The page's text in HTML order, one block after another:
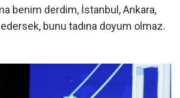
benim derdim, İstanbul, Ankara,
bunu tadına doyum olmaz.